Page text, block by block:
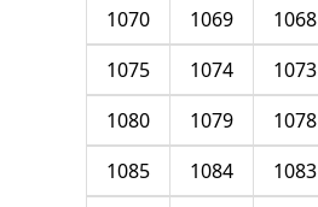
1068
1069
1070
1073
1074
1075
1078
1079
1080
1083
1084
1085